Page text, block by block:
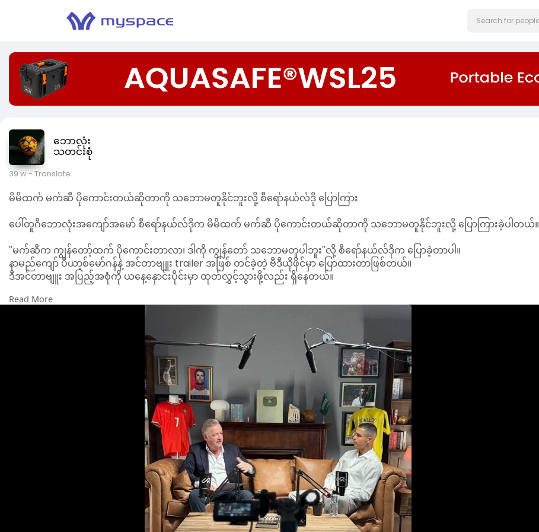
ဘောလုံး
သတင်းစုံ
39 w- Translate
မိမိထက် မက်ဆီ ပိုကောင်းတယ်ဆိုတာကို သဘောမတူနိုင်ဘူးလို့ စီရော်နယ်လ်ဒို ပြောကြား
ပေါ်တူဂီဘောလုံးအကျော်အမော် စီရော်နယ်လ်ဒိုက မိမိထက် မက်ဆီ ပိုကောင်းတယ်ဆိုတာကို သဘောမတူနိုင်ဘူးလို့ ပြောကြားခဲ့ပါတယ်။
''မက်ဆီက ကျွန်တော့်ထက် ပိုကောင်းတာလာ၊ ဒါကို ကျွန်တော် သဘောမတူပါဘူး''လို့ စီရော်နယ်လ်ဒိုက ပြောခဲ့တာပါ။
နာမည်ကျော် ပီယာ့စ်မော်ဂန်နဲ့ အင်တာဗျူး trailer အဖြစ် တင်ခဲ့တဲ့ ဗီဒီယိုဖိုင်မှာ ပြောထားတာဖြစ်တယ်။
ဒီအင်တာဗျူး အပြည့်အစုံကို ယနေ့နှောင်းပိုင်းမှာ ထုတ်လွှင့်သွားဖို့လည်း ရှိနေတယ်။
စီရော်နယ်လ်ဒိုနဲ့ မက်ဆီဟာ ၂၀၀၈ နဲ့ ၂၀၁၇ ခုနှစ်အကြား ဘောလုံးလောကကို လွှမ်းမိုးခဲ့ကြသူတွေ ဖြစ်ပါတယ်။
Read More